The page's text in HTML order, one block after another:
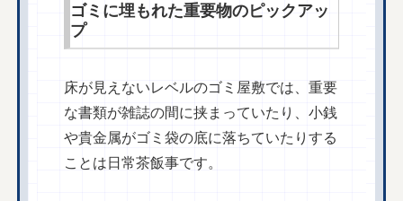
ゴミに埋もれた重要物のピックアッ
プ
床が見えないレベルのゴミ屋敷では、重要
な書類が雑誌の間に挟まっていたり、小銭
や貴金属がゴミ袋の底に落ちていたりする
ことは日常茶飯事です。